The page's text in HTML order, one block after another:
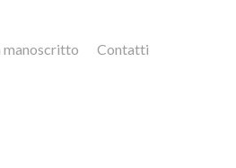
manoscritto Contatti